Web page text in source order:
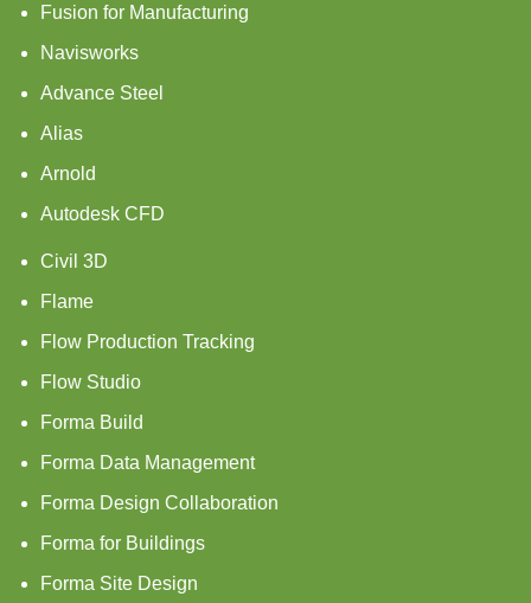
Fusion for Manufacturing
Navisworks
Advance Steel
Alias
Arnold
Autodesk CFD
Civil 3D
Flame
Flow Production Tracking
Flow Studio
Forma Build
Forma Data Management
Forma Design Collaboration
Forma for Buildings
Forma Site Design